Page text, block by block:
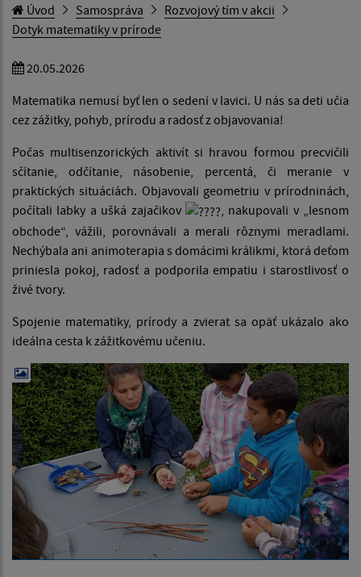
Úvod Samospráva
Rozvojový tím v akcii
Dotyk matematiky v prírode
20.05.2026
Matematika nemusí byť len o sedení v lavici. U nás sa deti učia
cez zážitky, pohyb, prírodu a radosť z objavovania!
Počas multisenzorických aktivít si hravou formou precvičili
sčítanie, odčítanie, násobenie, percentá, či meranie v
praktických situáciách. Objavovali geometriu v prírodninách,
počítali labky a ušká zajačikov
, nakupovali v „lesnom
obchode“, vážili, porovnávali a merali rôznymi meradlami.
Nechýbala ani animoterapia s domácimi králikmi, ktorá deťom
priniesla pokoj, radosť a podporila empatiu i starostlivosť o
živé tvory.
Spojenie matematiky, prírody a zvierat sa opäť ukázalo ako
ideálna cesta k zážitkovému učeniu.